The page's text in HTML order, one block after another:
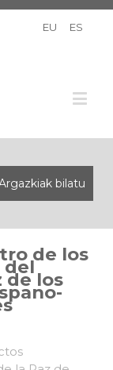
EU ES
de los
del
de los